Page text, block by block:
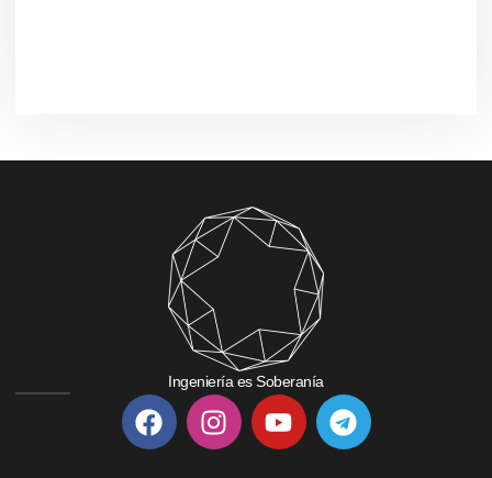
Ingeniería es Soberanía